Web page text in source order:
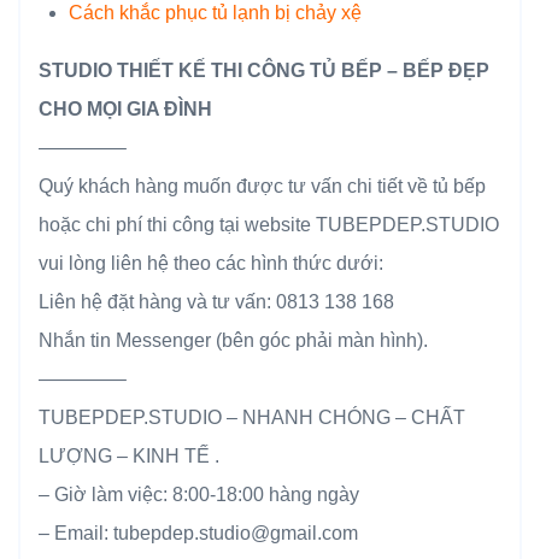
Cách khắc phục tủ lạnh bị chảy xệ
STUDIO THIẾT KẾ THI CÔNG TỦ BẾP – BẾP ĐẸP
CHO MỌI GIA ĐÌNH
————–
Quý khách hàng muốn được tư vấn chi tiết về tủ bếp
hoặc chi phí thi công tại website TUBEPDEP.STUDIO
vui lòng liên hệ theo các hình thức dưới:
Liên hệ đặt hàng và tư vấn: 0813 138 168
Nhắn tin Messenger (bên góc phải màn hình).
————–
TUBEPDEP.STUDIO – NHANH CHÓNG – CHẤT
LƯỢNG – KINH TẾ .
– Giờ làm việc: 8:00-18:00 hàng ngày
– Email: tubepdep.studio@gmail.com